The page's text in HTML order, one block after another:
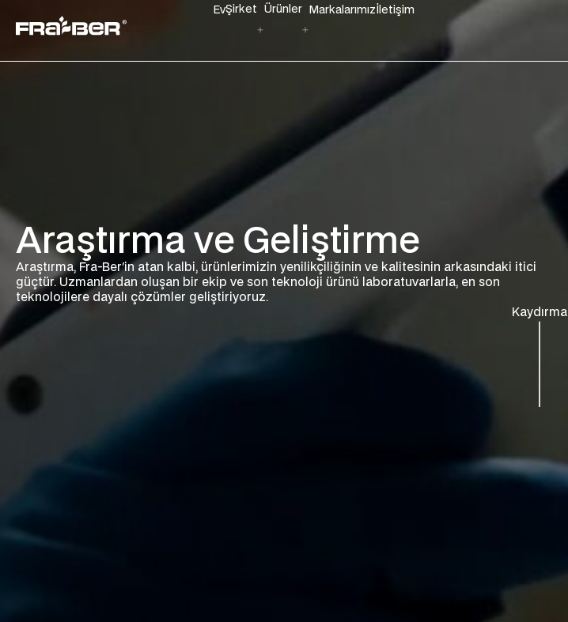
EvŞirket Ürünler Markalarımız İletişim
Araştırma ve Geliştirme
Araştırma, Fra-Ber'in atan kalbi, ürünlerimizin yenilikçiliğinin ve kalitesinin arkasındaki itici
güçtür. Uzmanlardan oluşan bir ekip ve son teknoloji ürünü laboratuvarlarla, en son
teknolojilere dayalı çözümler geliştiriyoruz.
Kaydırma